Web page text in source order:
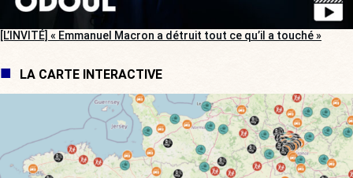
[L’INVITÉ] « Emmanuel Macron a détruit tout ce qu’il a touché »
LA CARTE INTERACTIVE